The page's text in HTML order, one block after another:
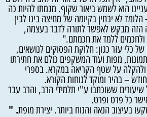
הוא לשמש ביאור שקוף. מגמתו להיות כה
לא יבחין בקיומה של מחיצה בינו לבין
מבקש לאפשר לתורה לדבר בעצמה,
ולחכמים ללמד את חכמתם."
של כלי עזר כגון: חלוקת הפסוקים לנושאים,
מפות ועוד המשקפים כולם את חתירתו
ולהקלה על שטף הקריאה במקרא. בספרי
– בהיר ומוקד לנוחות הקורא.
ששוכתבו ע''י תלמידי הרב, והרב עבר
כל פרט ופרט.
בעיצוב הנאה והנוח ביותר. יצירת מופת. "